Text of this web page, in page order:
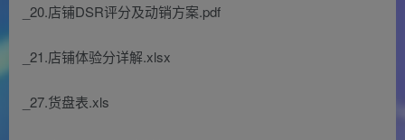
_20.店铺DSR评分及动销方案.pdf
_21.店铺体验分详解.xlsx
_27.货盘表.xls